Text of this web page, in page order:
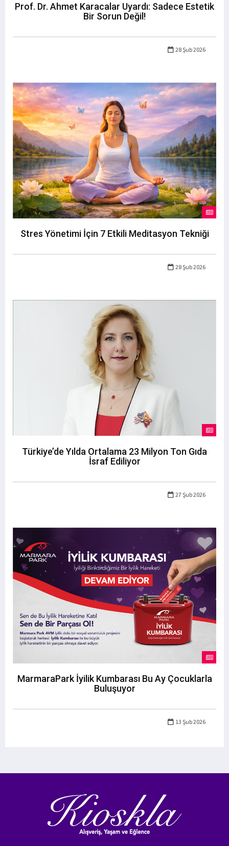
Prof. Dr. Ahmet Karacalar Uyardı: Sadece Estetik
Bir Sorun Değil!
28 Şub 2026
Stres Yönetimi İçin 7 Etkili Meditasyon Tekniği
28 Şub 2026
Türkiye’de Yılda Ortalama 23 Milyon Ton Gıda
İsraf Ediliyor
27 Şub 2026
MarmaraPark İyilik Kumbarası Bu Ay Çocuklarla
Buluşuyor
13 Şub 2026